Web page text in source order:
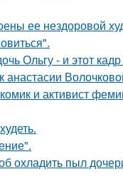
ее нездоровой
Ольгу - и этот
анастасии
и активист
охладить пыл